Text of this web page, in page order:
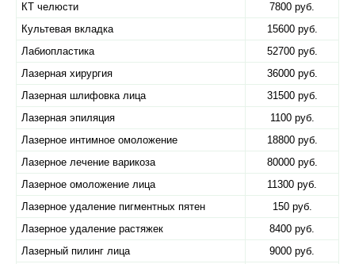
КТ челюсти
7800 руб.
Культевая вкладка
15600 руб.
Лабиопластика
52700 руб.
Лазерная хирургия
36000 руб.
Лазерная шлифовка лица
31500 руб.
Лазерная эпиляция
1100 руб.
Лазерное интимное омоложение
18800 руб.
Лазерное лечение варикоза
80000 руб.
Лазерное омоложение лица
11300 руб.
Лазерное удаление пигментных пятен
150 руб.
Лазерное удаление растяжек
8400 руб.
Лазерный пилинг лица
9000 руб.